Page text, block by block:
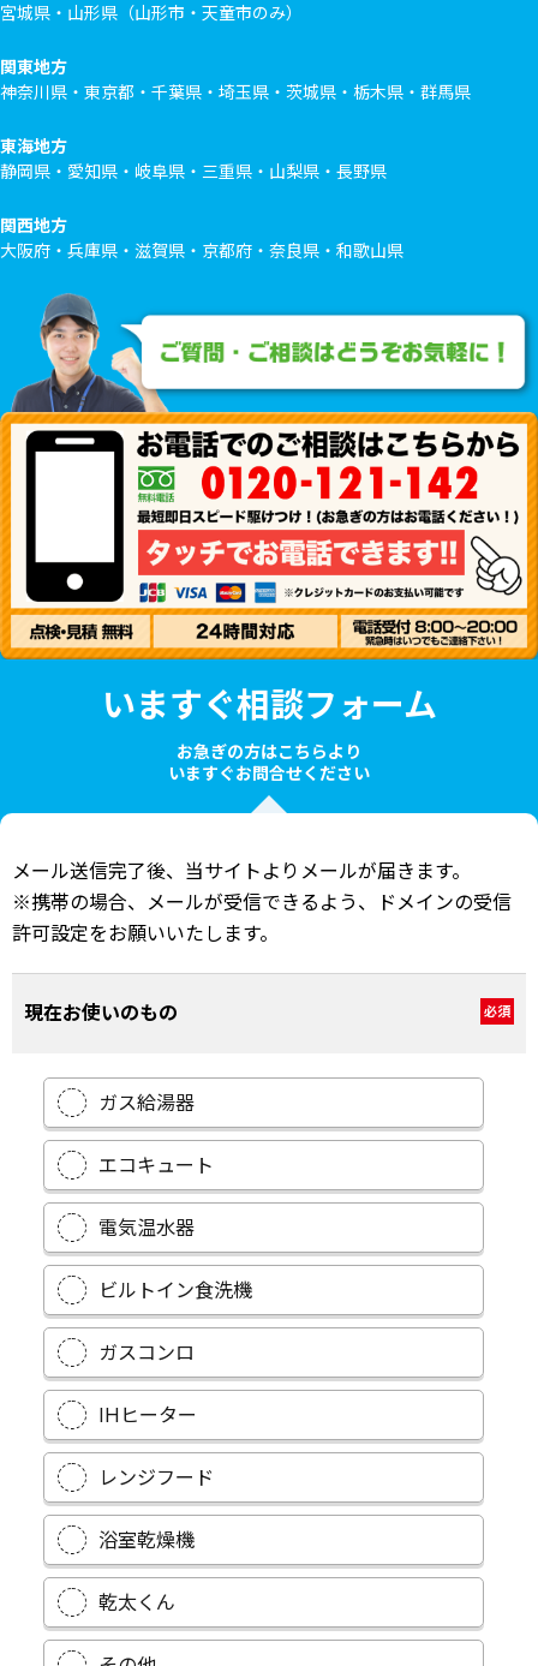
宮城県・山形県（山形市・天童市のみ）
関東地方
神奈川県・東京都・千葉県・埼玉県・茨城県・栃木県・群馬県
東海地方
静岡県・愛知県・岐阜県・三重県・山梨県・長野県
関西地方
大阪府・兵庫県・滋賀県・京都府・奈良県・和歌山県
いますぐ相談フォーム
お急ぎの方はこちらより
いますぐお問合せください
メール送信完了後、当サイトよりメールが届きます。
※携帯の場合、メールが受信できるよう、ドメインの受信
許可設定をお願いいたします。
現在お使いのもの 必須
ガス給湯器
エコキュート
電気温水器
ビルトイン食洗機
ガスコンロ
IHヒーター
レンジフード
浴室乾燥機
乾太くん